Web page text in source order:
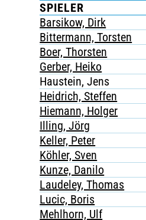
SPIELER
Barsikow, Dirk
Bittermann, Torsten
Boer, Thorsten
Gerber, Heiko
Haustein, Jens
Heidrich, Steffen
Hiemann, Holger
Illing, Jörg
Keller, Peter
Köhler, Sven
Kunze, Danilo
Laudeley, Thomas
Lucic, Boris
Mehlhorn, Ulf